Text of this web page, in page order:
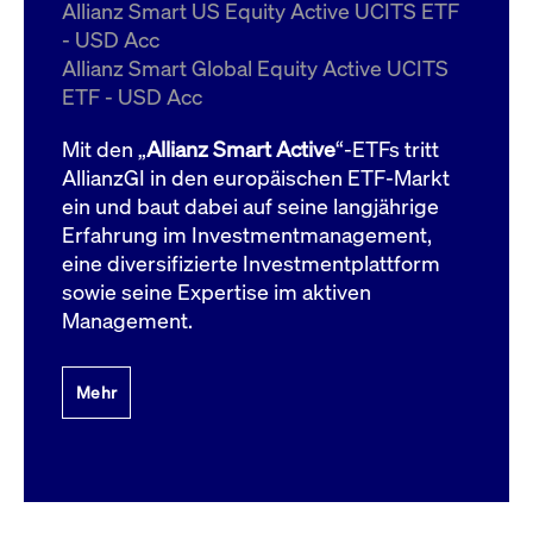
Allianz Smart US Equity Active UCITS ETF
- USD Acc
Allianz Smart Global Equity Active UCITS
ETF - USD Acc
Mit den „Allianz Smart Active“-ETFs tritt
AllianzGI in den europäischen ETF-Markt
ein und baut dabei auf seine langjährige
Erfahrung im Investmentmanagement,
eine diversifizierte Investmentplattform
sowie seine Expertise im aktiven
Management.
Mehr
ApplicationGatewayAffinityCORS
boerse.com
Domain
bis